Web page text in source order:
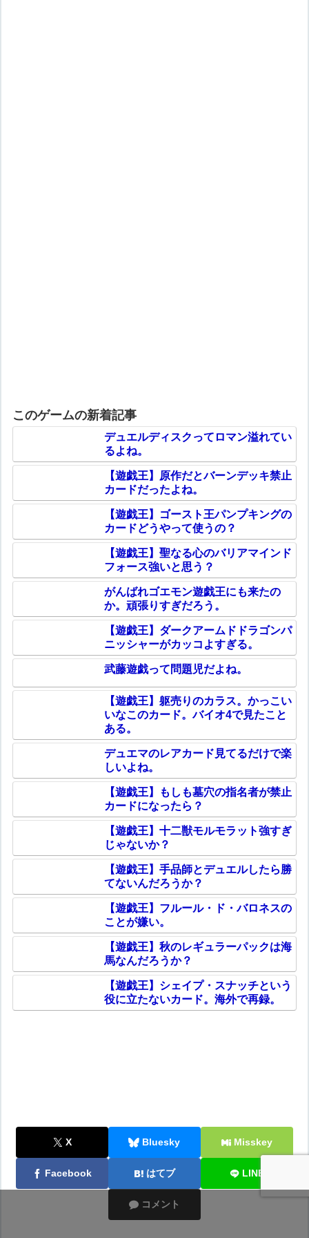
このゲームの新着記事
デュエルディスクってロマン溢れてい
るよね。
【遊戯王】原作だとバーンデッキ禁止
カードだったよね。
【遊戯王】ゴースト王パンプキングの
カードどうやって使うの？
【遊戯王】聖なる心のバリアマインド
フォース強いと思う？
がんばれゴエモン遊戯王にも来たの
か。頑張りすぎだろう。
【遊戯王】ダークアームドドラゴンパ
ニッシャーがカッコよすぎる。
武藤遊戯って問題児だよね。
【遊戯王】躯売りのカラス。かっこい
いなこのカード。バイオ4で見たこと
ある。
デュエマのレアカード見てるだけで楽
しいよね。
【遊戯王】もしも墓穴の指名者が禁止
カードになったら？
【遊戯王】十二獣モルモラット強すぎ
じゃないか？
【遊戯王】手品師とデュエルしたら勝
てないんだろうか？
【遊戯王】フルール・ド・バロネスの
ことが嫌い。
【遊戯王】秋のレギュラーパックは海
馬なんだろうか？
【遊戯王】シェイプ・スナッチという
役に立たないカード。海外で再録。
X Bluesky Misskey
Facebook はてブ LINE
コメント